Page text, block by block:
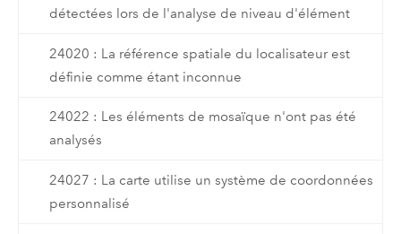
détectées lors de l'analyse de niveau d'élément
24020 : La référence spatiale du localisateur est
définie comme étant inconnue
24022 : Les éléments de mosaïque n'ont pas été
analysés
24027 : La carte utilise un système de coordonnées
personnalisé